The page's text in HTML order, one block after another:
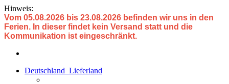
Hinweis:
Vom 05.08.2026 bis 23.08.2026 befinden wir uns in den
Ferien. In dieser findet kein Versand statt und die
Kommunikation ist eingeschränkt.
Deutschland Lieferland